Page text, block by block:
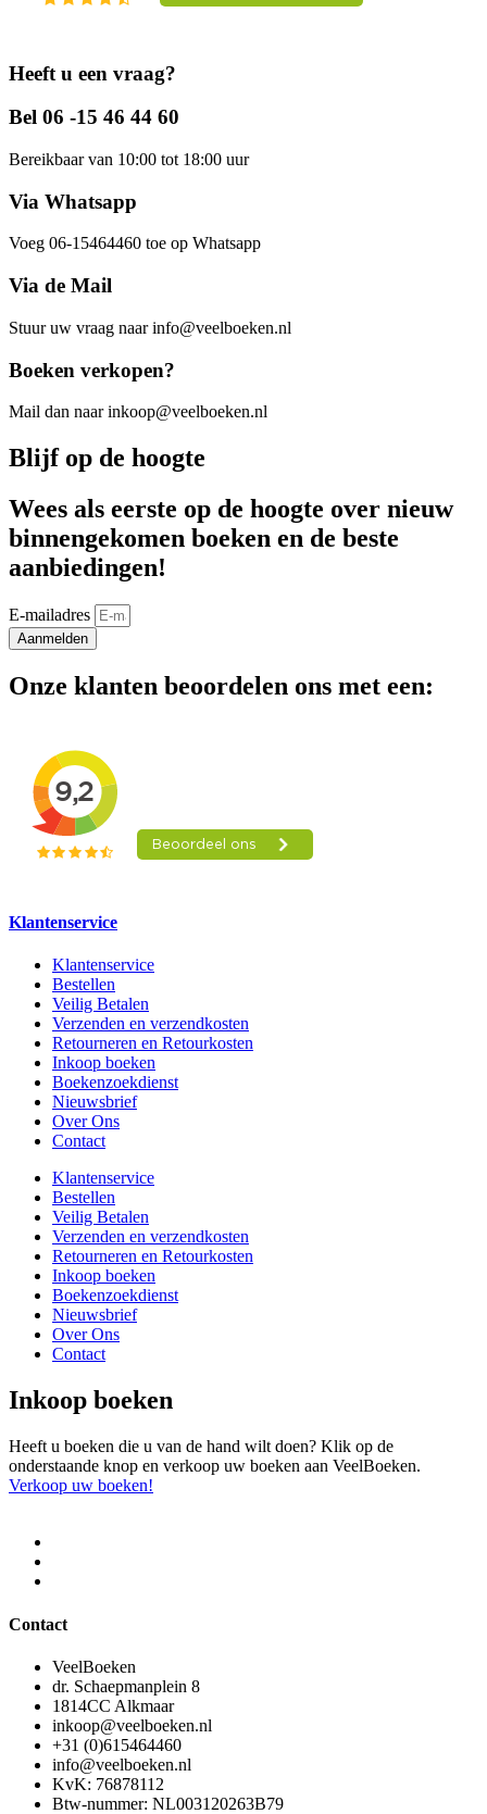
Heeft u een vraag?
Bel 06 -15 46 44 60
Bereikbaar van 10:00 tot 18:00 uur
Via Whatsapp
Voeg 06-15464460 toe op Whatsapp
Via de Mail
Stuur uw vraag naar info@veelboeken.nl
Boeken verkopen?
Mail dan naar inkoop@veelboeken.nl
Blijf op de hoogte
Wees als eerste op de hoogte over nieuw
binnengekomen boeken en de beste
aanbiedingen!
E-mailadres
Aanmelden
Onze klanten beoordelen ons met een:
Klantenservice
Klantenservice
Bestellen
Veilig Betalen
Verzenden en verzendkosten
Retourneren en Retourkosten
Inkoop boeken
Boekenzoekdienst
Nieuwsbrief
Over Ons
Contact
Klantenservice
Bestellen
Veilig Betalen
Verzenden en verzendkosten
Retourneren en Retourkosten
Inkoop boeken
Boekenzoekdienst
Nieuwsbrief
Over Ons
Contact
Inkoop boeken
Heeft u boeken die u van de hand wilt doen? Klik op de
onderstaande knop en verkoop uw boeken aan VeelBoeken.
Verkoop uw boeken!
Contact
VeelBoeken
dr. Schaepmanplein 8
1814CC Alkmaar
inkoop@veelboeken.nl
+31 (0)615464460
info@veelboeken.nl
KvK: 76878112
Btw-nummer: NL003120263B79